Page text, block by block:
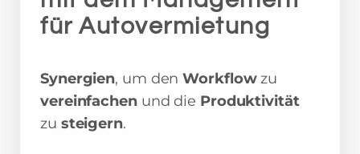
für Autovermietung
Synergien, um denWorkflowzu
vereinfachen und die Produktivität
zu steigern.